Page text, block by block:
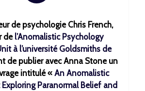
de psychologie Chris French,
del’Anomalistic Psychology
à l’université Goldsmiths de
de publier avec Anna Stone un
intitulé « An Anomalistic
Exploring Paranormal Belief and